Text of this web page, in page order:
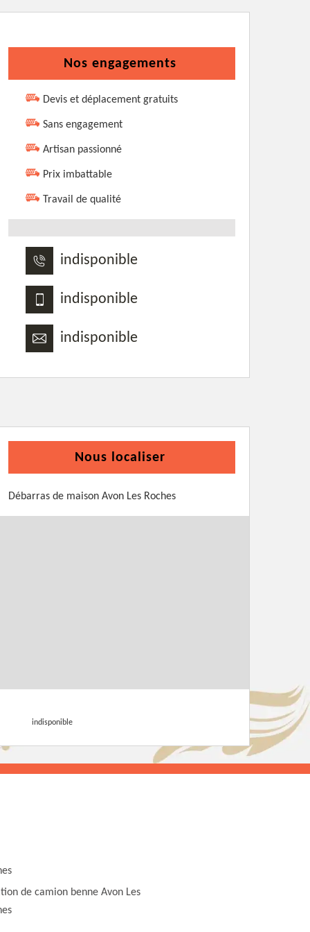
Nos engagements
Devis et déplacement gratuits
Sans engagement
Artisan passionné
Prix imbattable
Travail de qualité
indisponible
indisponible
indisponible
Nous localiser
Débarras de maison Avon Les Roches
indisponible
de camion benne Avon Les